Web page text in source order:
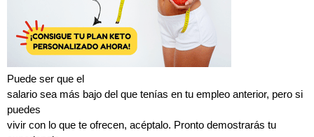
Puede ser que el
salario sea más bajo del que tenías en tu empleo anterior, pero si
puedes
vivir con lo que te ofrecen, acéptalo. Pronto demostrarás tu